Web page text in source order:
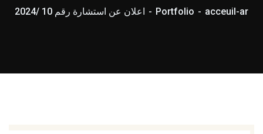
acceuil-ar
Portfolio اعلان عن استشارة رقم 10 /2024